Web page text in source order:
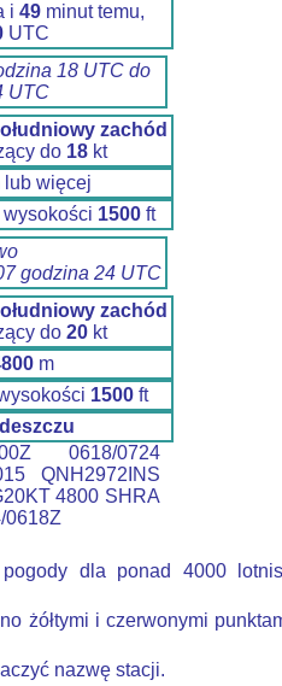
i 49minut temu,
UTC
18 UTC do
UTC
zachód
do 18kt
lub więcej
wysokości 1500 ft
godzina 24 UTC
zachód
do 20kt
m
1500ft
0618/0724
QNH2972INS
4800 SHRA
0618Z
dla ponad 4000
żółtymi i czerwonymi
nazwę stacji.